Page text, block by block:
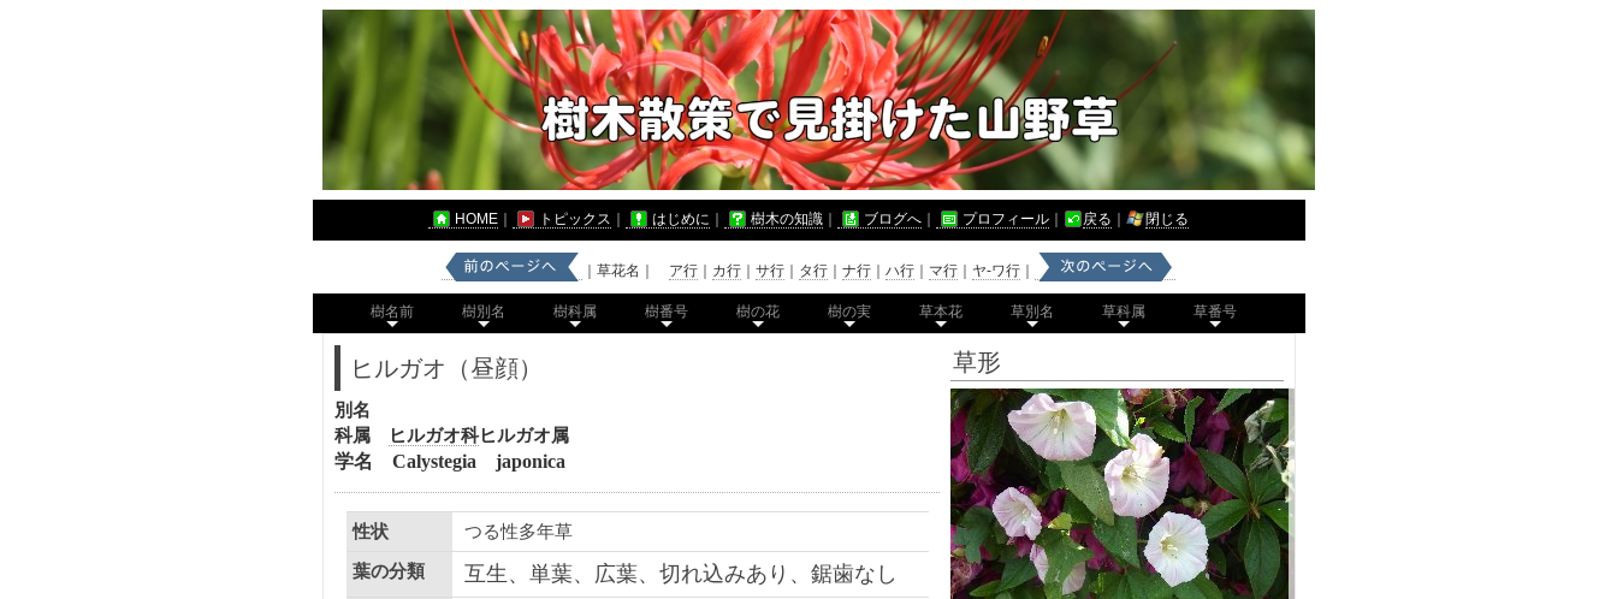
HOME トピックス はじめに 樹木の知識 ブログへ プロフィール 戻る 閉じる
｜草花名｜ ア行 カ行 サ行 タ行 ナ行 ハ行 マ行 ヤ-ワ行
樹名前 樹別名 樹科属 樹番号 樹の花 樹の実 草本花 草別名 草科属 草番号
ヒルガオ（昼顔）
別名
科属
ヒルガオ科ヒルガオ属
学名 Calystegia japonica
性状 つる性多年草
葉の分類 互生、単葉、広葉、切れ込みあり、鋸歯なし
草形